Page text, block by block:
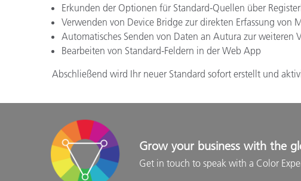
Erkunden der Optionen für Standard-Quellen über
Verwenden von Device Bridge zur direkten Erfassung von
Automatisches Senden von Daten an Autura zur weiteren
Bearbeiten von Standard-Feldern in der Web App
Abschließend wird Ihr neuer Standard sofort erstellt und
Grow your business with the
Get in touch to speak with a Color